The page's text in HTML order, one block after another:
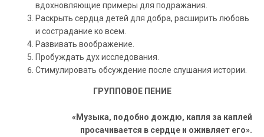
вдохновляющие примеры для подражания.
Раскрыть сердца детей для добра, расширить любовь
и сострадание ко всем.
Развивать воображение.
Пробуждать дух исследования.
Стимулировать обсуждение после слушания истории.
ГРУППОВОЕ ПЕНИЕ
«Музыка, подобно дождю, капля за каплей
просачивается в сердце и оживляет его».